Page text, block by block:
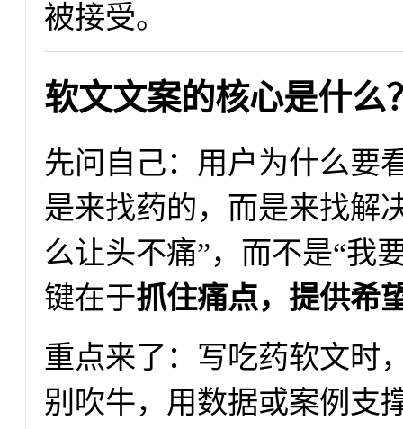
被接受。
软文文案的核心是什么
先问自己：用户为什么要
是来找药的，而是来找解
么让头不痛”，而不是“我
键在于抓住痛点，提供希
重点来了：写吃药软文时
别吹牛，用数据或案例支